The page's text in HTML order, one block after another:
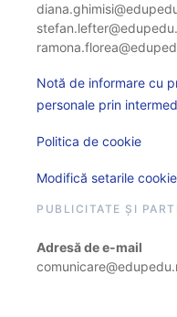
Notă de informare cu
personale prin
Politica de cookie
Modifică setarile
PUBLICITATE ȘI
Adresă de e-mail